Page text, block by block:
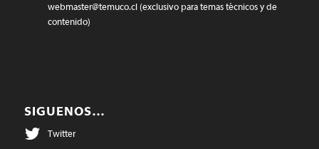
webmaster@temuco.cl(exclusivo para temas técnicos y de
contenido)
SIGUENOS…
Twitter